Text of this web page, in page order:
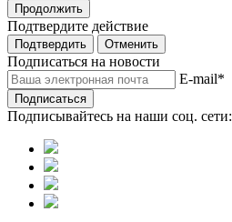
Продолжить
Подтвердите действие
Подтвердить Отменить
Подписаться на новости
E-mail*
Подписаться
Подписывайтесь на наши соц. сети: